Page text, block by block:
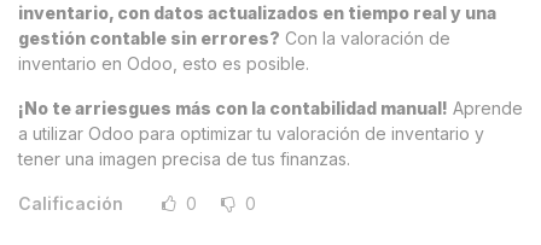
inventario, con datos actualizados en tiempo real y una
gestión contable sin errores? Con la valoración de
inventario en Odoo, esto es posible.
¡No te arriesgues más con la contabilidad manual! Aprende
a utilizar Odoo para optimizar tu valoración de inventario y
tener una imagen precisa de tus finanzas.
Calificación 0 0